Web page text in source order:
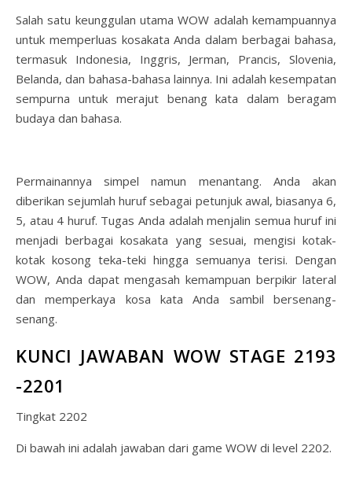
Salah satu keunggulan utama WOW adalah kemampuannya
untuk memperluas kosakata Anda dalam berbagai bahasa,
termasuk Indonesia, Inggris, Jerman, Prancis, Slovenia,
Belanda, dan bahasa-bahasa lainnya. Ini adalah kesempatan
sempurna untuk merajut benang kata dalam beragam
budaya dan bahasa.
Permainannya simpel namun menantang. Anda akan
diberikan sejumlah huruf sebagai petunjuk awal, biasanya 6,
5, atau 4 huruf. Tugas Anda adalah menjalin semua huruf ini
menjadi berbagai kosakata yang sesuai, mengisi kotak-
kotak kosong teka-teki hingga semuanya terisi. Dengan
WOW, Anda dapat mengasah kemampuan berpikir lateral
dan memperkaya kosa kata Anda sambil bersenang-
senang.
KUNCI JAWABAN WOW STAGE 2193
-2201
Tingkat 2202
Di bawah ini adalah jawaban dari game WOW di level 2202.